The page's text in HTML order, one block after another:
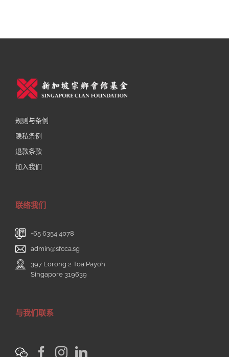
规则与条例
隐私条例
退款条款
加入我们
联络我们
+65 6354 4078
admin@sfcca.sg
397 Lorong 2 Toa Payoh
Singapore 319639
与我们联系